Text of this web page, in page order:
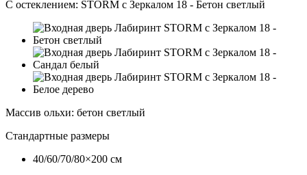
С остеклением: STORM с Зеркалом 18 - Бетон светлый
Массив ольхи: бетон светлый
Стандартные размеры
40/60/70/80×200 см